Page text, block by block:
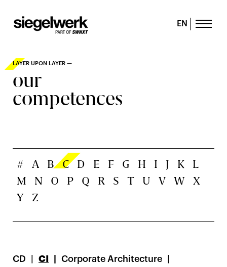
EN
LAYER UPON LAYER —
our
competences
# A B C D E F G H I J K
L
M
N O P Q R S T U V W
X
Y
Z
CD CI
Corporate Architecture